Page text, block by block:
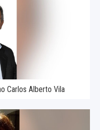
Carlos Alberto Vila